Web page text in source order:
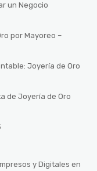
un Negocio
por Mayoreo –
Joyería de Oro
de Joyería de Oro
y Digitales en